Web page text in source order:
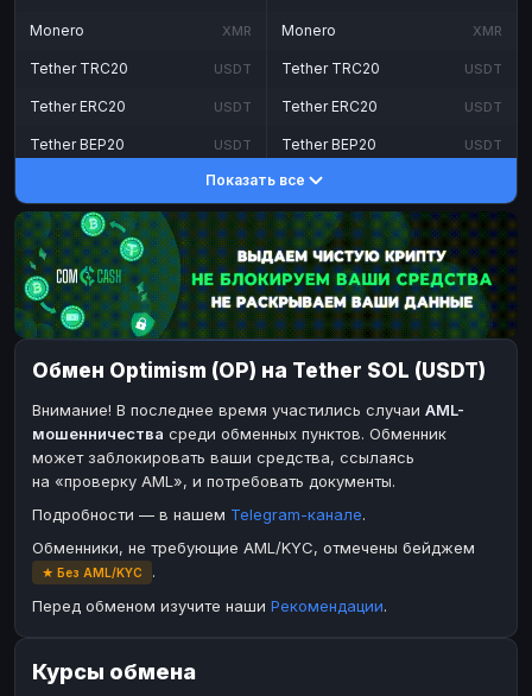
Monero XMR
Tether TRC20 USDT
Tether ERC20 USDT
Tether BEP20 USDT
DASH
Toncoin TON
Dogecoin DOGE
TRX TRON
Bitcoin Cash BCH
BinanceCoin BEP20
Ether Classic ETC
Ripple XRP
Monero XMR
Tether TRC20 USDT
Tether ERC20 USDT
Tether BEP20 USDT
DASH
Toncoin TON
Dogecoin DOGE
TRX TRON
Bitcoin Cash BCH
BinanceCoin BEP20
Ether Classic
Solana
Ripple
ЭЛЕКТРОННЫЕ ДЕНЬГИ
Paxum
Perfect Money USD
PayPal
Perfect Money
Показать все
Обмен Optimism (OP) на Tether SOL (USDT)
Внимание! В последнее время участились случаи AML-
мошенничества среди обменных пунктов. Обменник
может заблокировать ваши средства, ссылаясь
на «проверку AML», и потребовать документы.
Подробности — в нашем Telegram-канале.
Обменники, не требующие AML/KYC, отмечены бейджем
★ Без AML/KYC
.
Перед обменом изучите наши Рекомендации.
Курсы обмена